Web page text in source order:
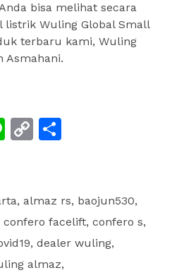
bisa melihat secara
Wuling Global Small
terbaru kami, Wuling
Asmahani.
LineCopy
, almaz rs, baojun530,
confero facelift, confero s,
, dealer wuling,
almaz,